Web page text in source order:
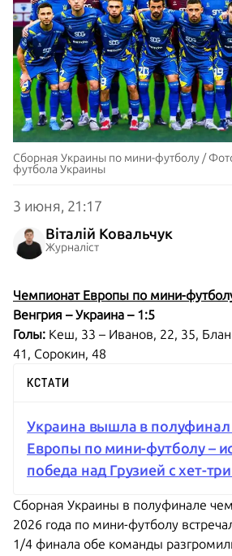
Сборная Украины по мини-футболу /
футбола Украины
3 июня, 21:17
Віталій Ковальчук
Журналіст
Чемпионат Европы по мини-
Венгрия – Украина – 1:5
Голы: Кеш, 33 – Иванов, 22, 35,
41, Сорокин, 48
КСТАТИ
Украина вышла в
Европы по мини-футболу –
победа над Грузией с хет-
Сборная Украины в полуфинале
2026 года по мини-футболу
1/4 финала обе команды